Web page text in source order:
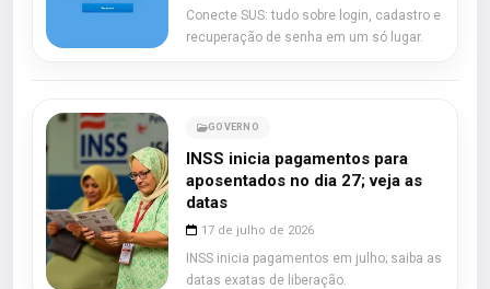
Conecte SUS: tudo sobre login, cadastro e
recuperação de senha em um só lugar.
GOVERNO
INSS inicia pagamentos para
aposentados no dia 27; veja as
datas
17 de julho de 2026
INSS inicia pagamentos em julho; saiba as
datas exatas de liberação.